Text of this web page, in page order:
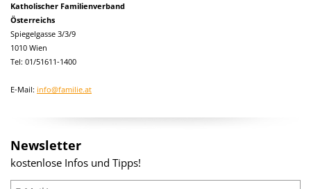
Katholischer Familienverband
Österreichs
Spiegelgasse 3/3/9
1010 Wien
Tel: 01/51611-1400
E-Mail: info@familie.at
Newsletter
kostenlose Infos und Tipps!